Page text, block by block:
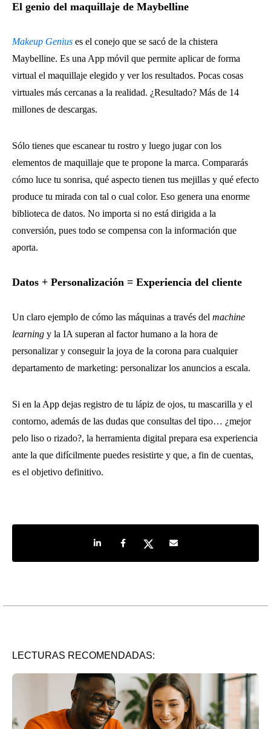
El genio del maquillaje de Maybelline
Makeup Genius es el conejo que se sacó de la chistera
Maybelline. Es una App móvil que permite aplicar de forma
virtual el maquillaje elegido y ver los resultados. Pocas cosas
virtuales más cercanas a la realidad. ¿Resultado? Más de 14
millones de descargas.
Sólo tienes que escanear tu rostro y luego jugar con los
elementos de maquillaje que te propone la marca. Compararás
cómo luce tu sonrisa, qué aspecto tienen tus mejillas y qué efecto
produce tu mirada con tal o cual color. Eso genera una enorme
biblioteca de datos. No importa si no está dirigida a la
conversión, pues todo se compensa con la información que
aporta.
Datos + Personalización = Experiencia del cliente
Un claro ejemplo de cómo las máquinas a través del machine
learning y la IA superan al factor humano a la hora de
personalizar y conseguir la joya de la corona para cualquier
departamento de marketing: personalizar los anuncios a escala.
Si en la App dejas registro de tu lápiz de ojos, tu mascarilla y el
contorno, además de las dudas que consultas del tipo… ¿mejor
pelo liso o rizado?, la herramienta digital prepara esa experiencia
ante la que difícilmente puedes resistirte y que, a fin de cuentas,
es el objetivo definitivo.
Share on LinkedIn
Share on Facebook
Share on TwitterShare by e-mail
LECTURAS RECOMENDADAS: